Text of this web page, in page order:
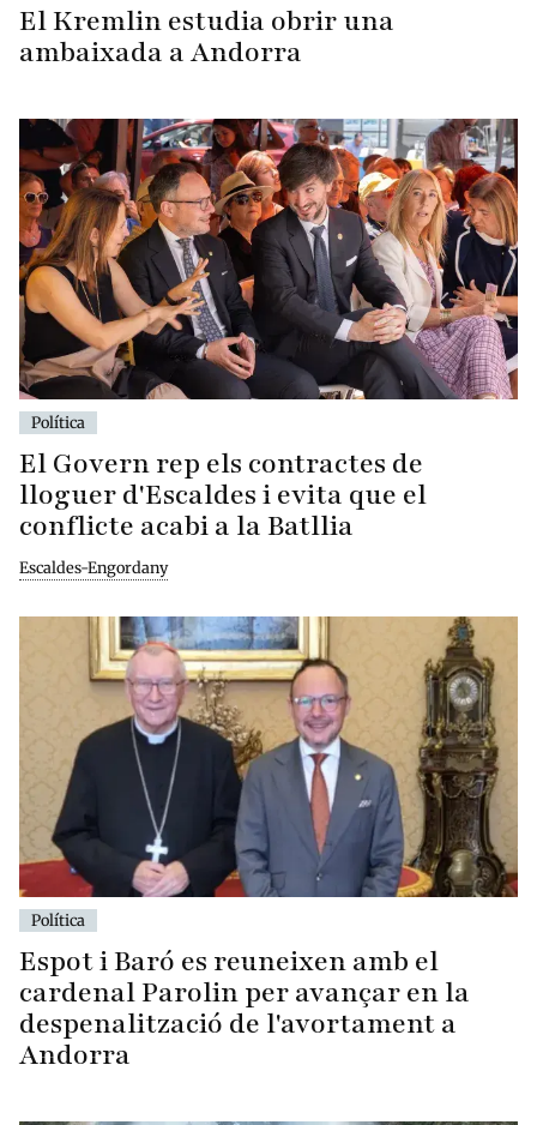
El Kremlin estudia obrir una
ambaixada a Andorra
Política
El Govern rep els contractes de
lloguer d'Escaldes i evita que el
conflicte acabi a la Batllia
Escaldes-Engordany
Política
Espot i Baró es reuneixen amb el
cardenal Parolin per avançar en la
despenalització de l'avortament a
Andorra